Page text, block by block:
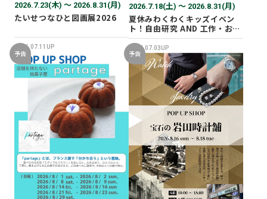
2026.7.23(木) 〜 2026.8.31(月)
たいせつなひと図画展2026
2026.07.11UP
2026.7.18(土) 〜 2026.8.31(月)
夏休みわくわくキッズイベン
ト！自由研究 AND 工作・おし
ごと体験！
2026.07.03UP
予告 予告